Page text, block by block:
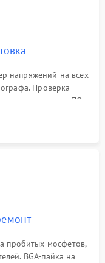
напряжений на всех
Проверка
ПО
пробитых мосфетов,
BGA-пайка на